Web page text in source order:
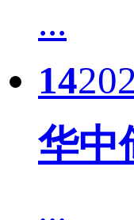
...
14
华中
...